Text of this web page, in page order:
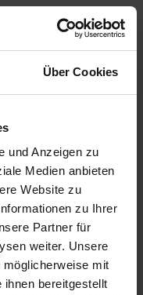
Über Cookies
und Anzeigen zu
Medien anbieten
Website zu
zu Ihrer
Partner für
weiter. Unsere
mit
bereitgestellt